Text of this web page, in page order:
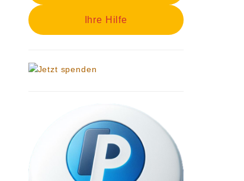
Ihre Hilfe